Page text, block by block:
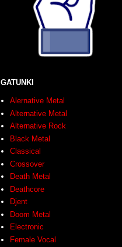
GATUNKI
Alernative Metal
Alternative Metal
Alternative Rock
Black Metal
Classical
Crossover
Death Metal
Deathcore
Djent
Doom Metal
Electronic
Female Vocal